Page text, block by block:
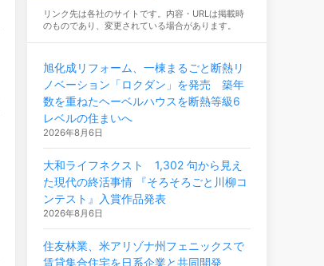
リンク先は各社のサイトです。内容・URLは掲載時
のものであり、変更されている場合があります。
旭化成リフォーム、一棟まるごと断熱リ
ノベーション「ロクダン」を発売 築年
数を重ねたヘーベルハウスを断熱等級6
レベルの住まいへ
2026年8月6日
大和ライフネクスト 1,302 句から見え
た現代の終活事情 『そろそろごと川柳コ
ンテスト』入賞作品発表
2026年8月6日
住友林業、米アリゾナ州フェニックスで
賃貸集合住宅を日系企業と共同開発